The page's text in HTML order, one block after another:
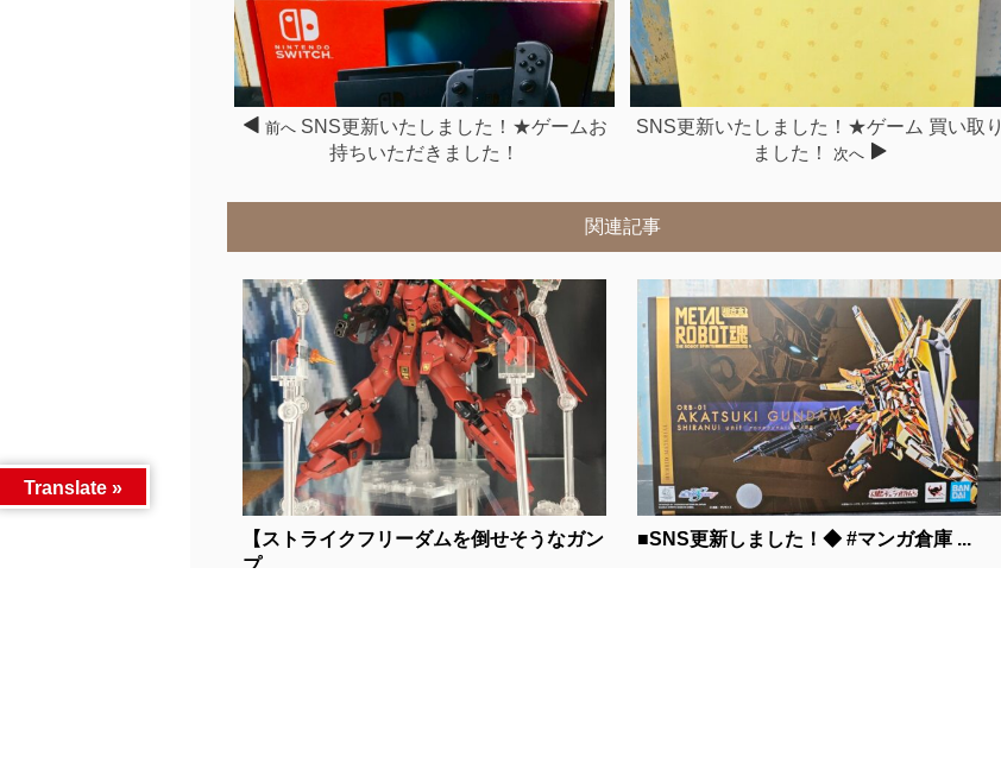
前へ SNS更新いたしました！★ゲームお
持ちいただきました！
SNS更新いたしました！★ゲーム 買い取り
ました！
次へ
関連記事
【ストライクフリーダムを倒せそうなガン
プ...
■SNS更新しました！◆ #マンガ倉庫 ...
Translate »